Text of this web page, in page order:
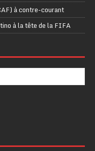
à contre-courant
à la tête de la FIFA